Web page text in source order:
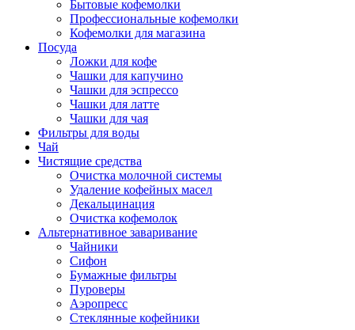
Бытовые кофемолки
Профессиональные кофемолки
Кофемолки для магазина
Посуда
Ложки для кофе
Чашки для капучино
Чашки для эспрессо
Чашки для латте
Чашки для чая
Фильтры для воды
Чай
Чистящие средства
Очистка молочной системы
Удаление кофейных масел
Декальцинация
Очистка кофемолок
Альтернативное заваривание
Чайники
Сифон
Бумажные фильтры
Пуроверы
Аэропресс
Стеклянные кофейники